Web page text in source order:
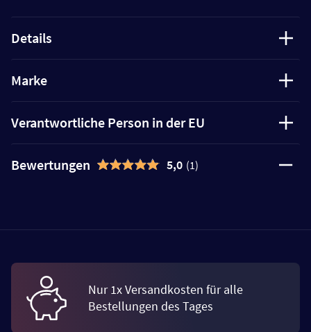
Details
Marke
Verantwortliche Person in der EU
Bewertungen 5,0 (1)
Nur 1x Versandkosten für alle
Bestellungen des Tages